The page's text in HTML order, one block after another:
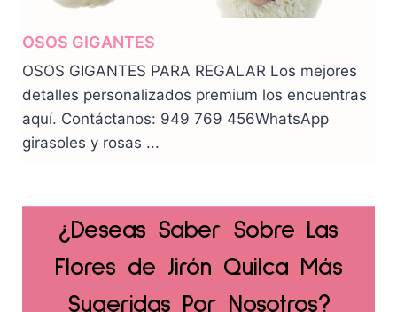
OSOS GIGANTES
OSOS GIGANTES PARA REGALAR Los mejores
detalles personalizados premium los encuentras
aquí. Contáctanos: 949 769 456WhatsApp
girasoles y rosas ...
¿Deseas Saber Sobre Las
Flores de Jirón Quilca Más
Sugeridas Por Nosotros?